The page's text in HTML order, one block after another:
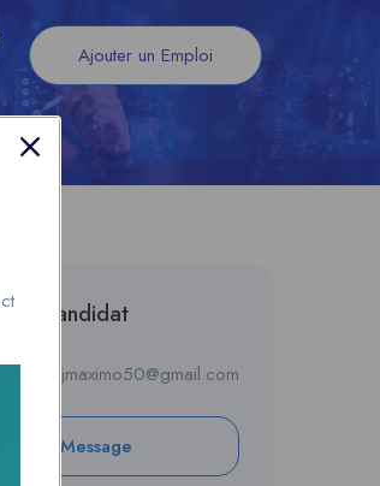
Ajouter un Emploi
du candidat
jjmaximo50@gmail.com
Private Message